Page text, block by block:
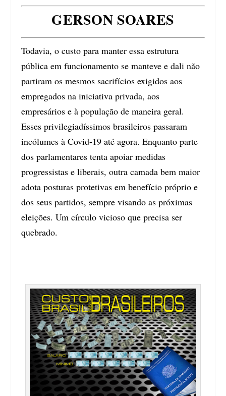
GERSON SOARES
Todavia, o custo para manter essa estrutura
pública em funcionamento se manteve e dali não
partiram os mesmos sacrifícios exigidos aos
empregados na iniciativa privada, aos
empresários e à população de maneira geral.
Esses privilegiadíssimos brasileiros passaram
incólumes à Covid-19 até agora. Enquanto parte
dos parlamentares tenta apoiar medidas
progressistas e liberais, outra camada bem maior
adota posturas protetivas em benefício próprio e
dos seus partidos, sempre visando as próximas
eleições. Um círculo vicioso que precisa ser
quebrado.